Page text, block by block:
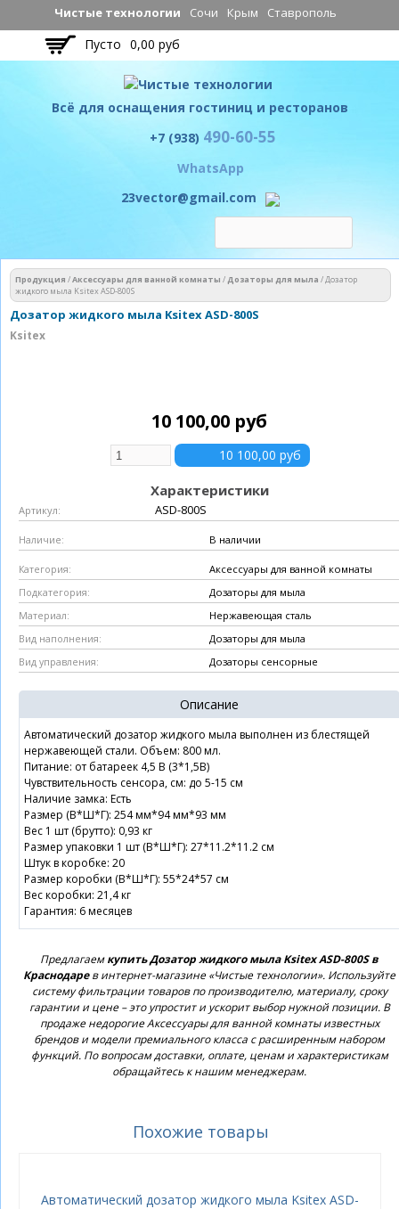
Перейти к
основному
содержанию
Чистые технологии Сочи Крым Ставрополь
Пусто 0,00 руб
Всё для оснащения гостиниц и ресторанов
Чистые технологии
+7 (938) 490-60-55
WhatsApp
23vector@gmail.com
Вы здесь
Продукция /Аксессуары для ванной комнаты /Дозаторы для мыла /Дозатор
жидкого мыла Ksitex ASD-800S
Дозатор жидкого мыла Ksitex ASD-800S
Ksitex
10 100,00 руб
Характеристики
Артикул: ASD-800S
Наличие: В наличии
Категория: Аксессуары для ванной комнаты
Подкатегория: Дозаторы для мыла
Материал: Нержавеющая сталь
Вид наполнения: Дозаторы для мыла
Вид управления: Дозаторы сенсорные
Описание
Автоматический дозатор жидкого мыла выполнен из блестящей
нержавеющей стали. Объем: 800 мл.
Питание: от батареек 4,5 В (3*1,5В)
Чувствительность сенсора, см: до 5-15 см
Наличие замка: Есть
Размер (В*Ш*Г): 254 мм*94 мм*93 мм
Вес 1 шт (брутто): 0,93 кг
Размер упаковки 1 шт (В*Ш*Г): 27*11.2*11.2 см
Штук в коробке: 20
Размер коробки (В*Ш*Г): 55*24*57 см
Вес коробки: 21,4 кг
Гарантия: 6 месяцев
Предлагаемкупить Дозатор жидкого мыла Ksitex ASD-800S в
Краснодарев интернет-магазине «Чистые технологии». Используйте
систему фильтрации товаров по производителю, материалу, сроку
гарантии и цене – это упростит и ускорит выбор нужной позиции. В
продаже недорогие Аксессуары для ванной комнаты известных
брендов и модели премиального класса с расширенным набором
функций. По вопросам доставки, оплате, ценам и характеристикам
обращайтесь к нашим менеджерам.
Похожие товары
Автоматический дозатор жидкого мыла Ksitex ASD-